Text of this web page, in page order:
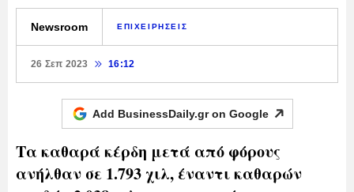
Newsroom ΕΠΙΧΕΙΡΗΣΕΙΣ
26 Σεπ 2023 16:12
Add BusinessDaily.gr on Google
Τα καθαρά κέρδη μετά από φόρους
ανήλθαν σε 1.793 χιλ, έναντι καθαρών